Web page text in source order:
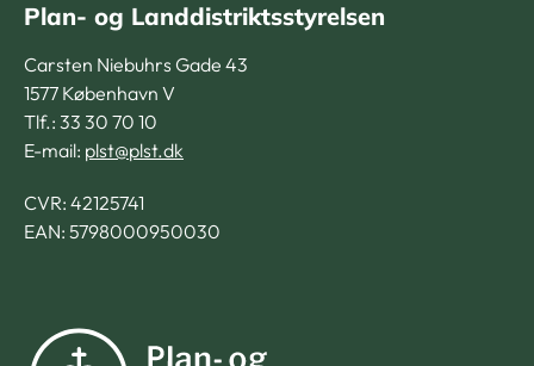
Plan- og Landdistriktsstyrelsen
Carsten Niebuhrs Gade 43
1577 København V
Tlf.: 33 30 70 10
E-mail: plst@plst.dk
CVR: 42125741
EAN: 5798000950030